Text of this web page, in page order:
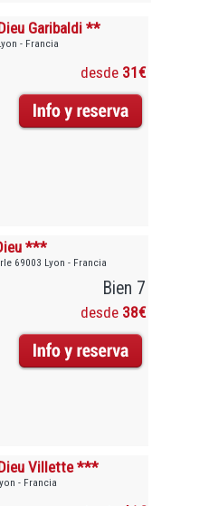
Garibaldi **
- Francia
desde 31€
***
69003 Lyon - Francia
Bien 7
desde 38€
Villette ***
- Francia